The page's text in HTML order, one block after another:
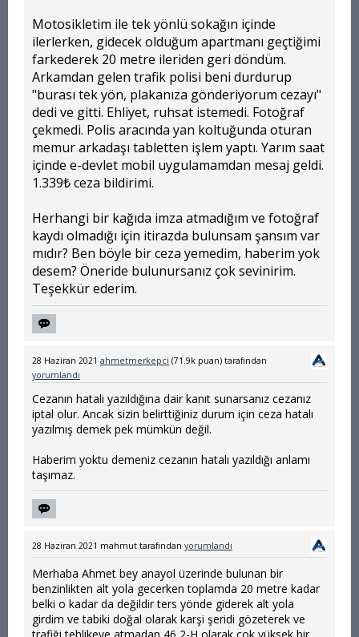
Motosikletim ile tek yönlü sokağın içinde
ilerlerken, gidecek olduğum apartmanı geçtiğimi
farkederek 20 metre ileriden geri döndüm.
Arkamdan gelen trafik polisi beni durdurup
"burası tek yön, plakanıza gönderiyorum cezayı"
dedi ve gitti. Ehliyet, ruhsat istemedi. Fotoğraf
çekmedi. Polis aracında yan koltuğunda oturan
memur arkadaşı tabletten işlem yaptı. Yarım saat
içinde e-devlet mobil uygulamamdan mesaj geldi.
1.339₺ ceza bildirimi.
Herhangi bir kağıda imza atmadığım ve fotoğraf
kaydı olmadığı için itirazda bulunsam şansım var
mıdır? Ben böyle bir ceza yemedim, haberim yok
desem? Öneride bulunursanız çok sevinirim.
Teşekkür ederim.
28 Haziran 2021 ahmetmerkepci (71.9k puan) tarafından
yorumlandı
Cezanın hatalı yazıldığına dair kanıt sunarsanız cezanız
iptal olur. Ancak sizin belirttiğiniz durum için ceza hatalı
yazılmış demek pek mümkün değil.
Haberim yoktu demeniz cezanın hatalı yazıldığı anlamı
taşımaz.
28 Haziran 2021 mahmut tarafından yorumlandı
Merhaba Ahmet bey anayol üzerinde bulunan bir
benzinlikten alt yola gecerken toplamda 20 metre kadar
belki o kadar da değildir ters yönde giderek alt yola
girdim ve tabiki doğal olarak karşi şeridi gözeterek ve